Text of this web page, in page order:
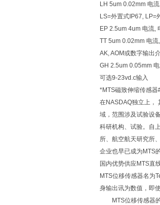
LH 5um 0.02mm 电
LS=外置式IP67, LP=
EP 2.5um 4um 电流,
TT 5um 0.02mm 电
AK, AOM或数字输出
GH 2.5um 0.05mm
可选9-23vd.c输入
*MTS磁致伸缩传感器
在NASDAQ独立上，
域，范围涉及试验设
科研机构、试验。自
所、航空航天研究所
企业也早已成为MTS
国内优势供应MTS直
MTS位移传感器名为
身输出讯为数值，即
MTS位移传感器的